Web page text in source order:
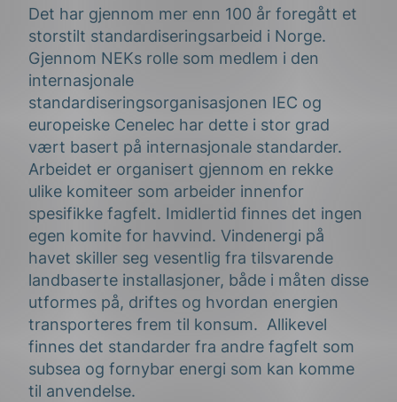
Det har gjennom mer enn 100 år foregått et
storstilt standardiseringsarbeid i Norge.
Gjennom NEKs rolle som medlem i den
internasjonale
standardiseringsorganisasjonen IEC og
europeiske Cenelec har dette i stor grad
vært basert på internasjonale standarder.
Arbeidet er organisert gjennom en rekke
ulike komiteer som arbeider innenfor
spesifikke fagfelt. Imidlertid finnes det ingen
egen komite for havvind. Vindenergi på
havet skiller seg vesentlig fra tilsvarende
landbaserte installasjoner, både i måten disse
utformes på, driftes og hvordan energien
transporteres frem til konsum. Allikevel
finnes det standarder fra andre fagfelt som
subsea og fornybar energi som kan komme
til anvendelse.